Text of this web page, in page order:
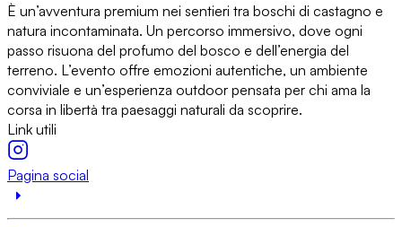
È un’avventura premium nei sentieri tra boschi di castagno e
natura incontaminata. Un percorso immersivo, dove ogni
passo risuona del profumo del bosco e dell’energia del
terreno. L’evento offre emozioni autentiche, un ambiente
conviviale e un’esperienza outdoor pensata per chi ama la
corsa in libertà tra paesaggi naturali da scoprire.
Link utili
Pagina social